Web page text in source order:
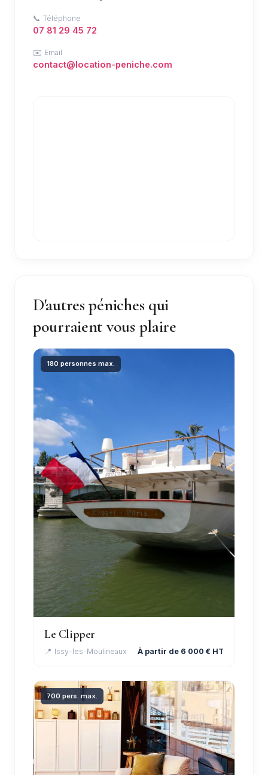
📞 Téléphone
07 81 29 45 72
✉️ Email
contact@location-peniche.com
D'autres péniches qui
pourraient vous plaire
180 personnes max.
Le Clipper
📍 Issy-les-Moulineaux À partir de 6 000 € HT
700 pers. max.